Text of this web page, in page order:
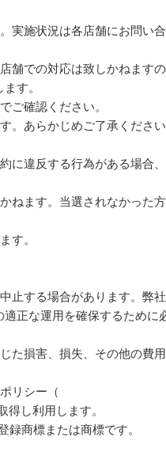
実施状況は各店舗にお問い
舗での対応は致しかねます
す。
ご確認ください。
。あらかじめご了承ください
に違反する行為がある場合
ねます。当選されなかった
す。
止する場合があります。弊
正な運用を確保するために
た損害、損失、その他の費
リシー（
得し利用します。
商標または商標です。